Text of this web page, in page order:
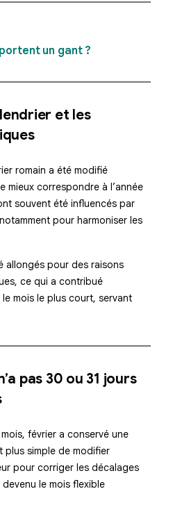
un gant ?
et les
romain a été modifié
mieux correspondre à l’année
souvent été influencés par
pour harmoniser les
allongés pour des raisons
ce qui a contribué
mois le plus court, servant
pas 30 ou 31 jours
février a conservé une
plus simple de modifier
pour corriger les décalages
devenu le mois flexible